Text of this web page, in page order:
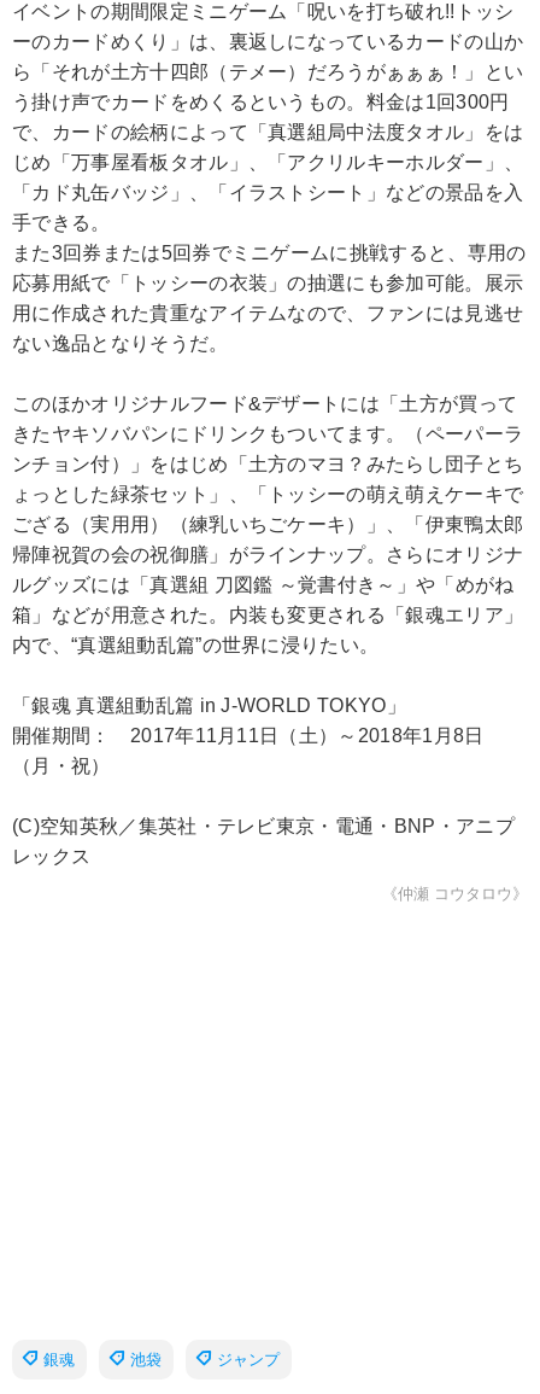
イベントの期間限定ミニゲーム「呪いを打ち破れ!!トッシ
ーのカードめくり」は、裏返しになっているカードの山か
ら「それが土方十四郎（テメー）だろうがぁぁぁ！」とい
う掛け声でカードをめくるというもの。料金は1回300円
で、カードの絵柄によって「真選組局中法度タオル」をは
じめ「万事屋看板タオル」、「アクリルキーホルダー」、
「カド丸缶バッジ」、「イラストシート」などの景品を入
手できる。
また3回券または5回券でミニゲームに挑戦すると、専用の
応募用紙で「トッシーの衣装」の抽選にも参加可能。展示
用に作成された貴重なアイテムなので、ファンには見逃せ
ない逸品となりそうだ。
このほかオリジナルフード&デザートには「土方が買って
きたヤキソバパンにドリンクもついてます。（ペーパーラ
ンチョン付）」をはじめ「土方のマヨ？みたらし団子とち
ょっとした緑茶セット」、「トッシーの萌え萌えケーキで
ござる（実用用）（練乳いちごケーキ）」、「伊東鴨太郎
帰陣祝賀の会の祝御膳」がラインナップ。さらにオリジナ
ルグッズには「真選組 刀図鑑 ～覚書付き～」や「めがね
箱」などが用意された。内装も変更される「銀魂エリア」
内で、“真選組動乱篇”の世界に浸りたい。
「銀魂 真選組動乱篇 in J-WORLD TOKYO」
開催期間： 2017年11月11日（土）～2018年1月8日
（月・祝）
(C)空知英秋／集英社・テレビ東京・電通・BNP・アニプ
レックス
《仲瀬 コウタロウ》
銀魂 池袋 ジャンプ